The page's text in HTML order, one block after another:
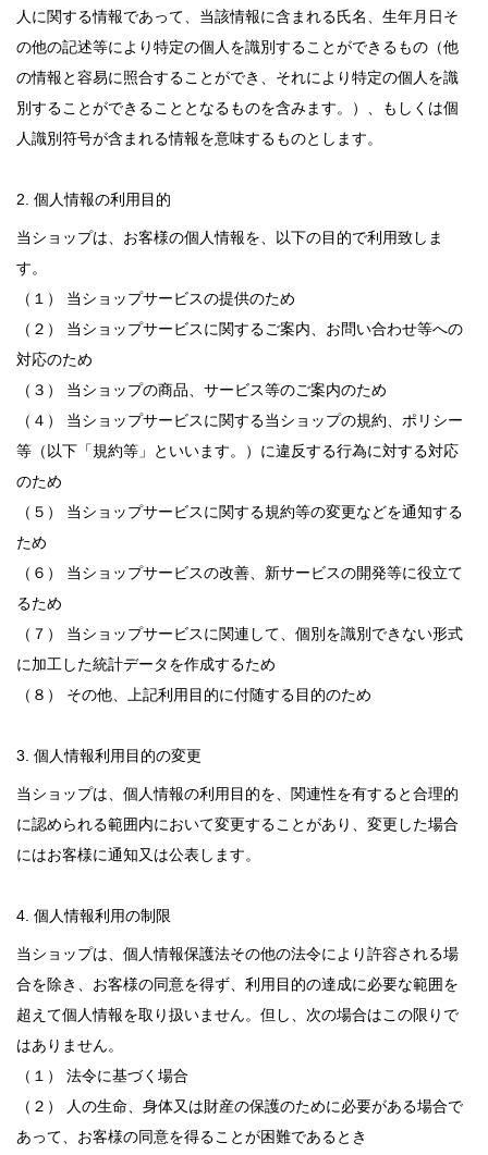
人に関する情報であって、当該情報に含まれる氏名、生年月日そ
の他の記述等により特定の個人を識別することができるもの（他
の情報と容易に照合することができ、それにより特定の個人を識
別することができることとなるものを含みます。）、もしくは個
人識別符号が含まれる情報を意味するものとします。
2. 個人情報の利用目的
当ショップは、お客様の個人情報を、以下の目的で利用致しま
す。
（１） 当ショップサービスの提供のため
（２） 当ショップサービスに関するご案内、お問い合わせ等への
対応のため
（３） 当ショップの商品、サービス等のご案内のため
（４） 当ショップサービスに関する当ショップの規約、ポリシー
等（以下「規約等」といいます。）に違反する行為に対する対応
のため
（５） 当ショップサービスに関する規約等の変更などを通知する
ため
（６） 当ショップサービスの改善、新サービスの開発等に役立て
るため
（７） 当ショップサービスに関連して、個別を識別できない形式
に加工した統計データを作成するため
（８） その他、上記利用目的に付随する目的のため
3. 個人情報利用目的の変更
当ショップは、個人情報の利用目的を、関連性を有すると合理的
に認められる範囲内において変更することがあり、変更した場合
にはお客様に通知又は公表します。
4. 個人情報利用の制限
当ショップは、個人情報保護法その他の法令により許容される場
合を除き、お客様の同意を得ず、利用目的の達成に必要な範囲を
超えて個人情報を取り扱いません。但し、次の場合はこの限りで
はありません。
（１） 法令に基づく場合
（２） 人の生命、身体又は財産の保護のために必要がある場合で
あって、お客様の同意を得ることが困難であるとき